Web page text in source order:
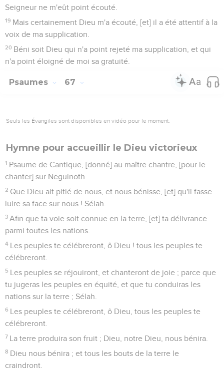
Seigneur ne m'eût point écouté.
19 Mais certainement Dieu m'a écouté, [et] il a été attentif à la
voix de ma supplication.
20 Béni soit Dieu qui n'a point rejeté ma supplication, et qui
n'a point éloigné de moi sa gratuité.
Psaumes 67
Seuls les Évangiles sont disponibles en vidéo pour le moment.
Hymne pour accueillir le Dieu victorieux
1 Psaume de Cantique, [donné] au maître chantre, [pour le
chanter] sur Neguinoth.
2 Que Dieu ait pitié de nous, et nous bénisse, [et] qu'il fasse
luire sa face sur nous ! Sélah.
3 Afin que ta voie soit connue en la terre, [et] ta délivrance
parmi toutes les nations.
4 Les peuples te célébreront, ô Dieu ! tous les peuples te
célébreront.
5 Les peuples se réjouiront, et chanteront de joie ; parce que
tu jugeras les peuples en équité, et que tu conduiras les
nations sur la terre ; Sélah.
6 Les peuples te célébreront, ô Dieu, tous les peuples te
célébreront.
7 La terre produira son fruit ; Dieu, notre Dieu, nous bénira.
8 Dieu nous bénira ; et tous les bouts de la terre le
craindront.